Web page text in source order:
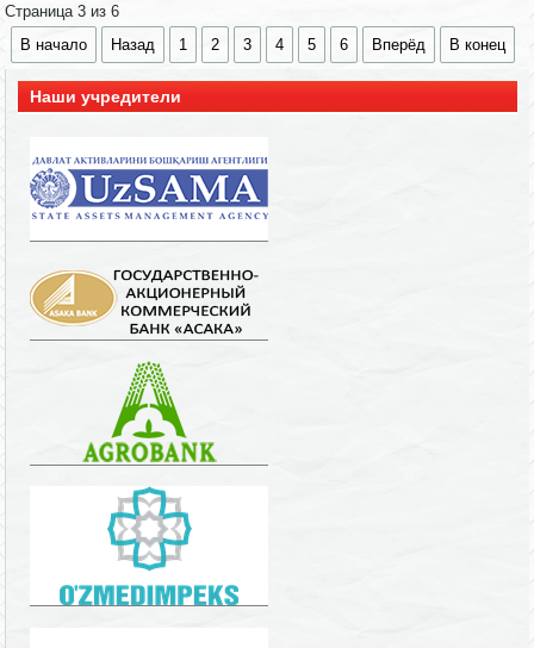
Страница 3 из 6
В начало
Назад 1 2 3 4 5 6 Вперёд В конец
Наши учредители